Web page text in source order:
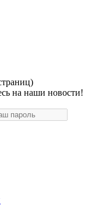
на наши новости!